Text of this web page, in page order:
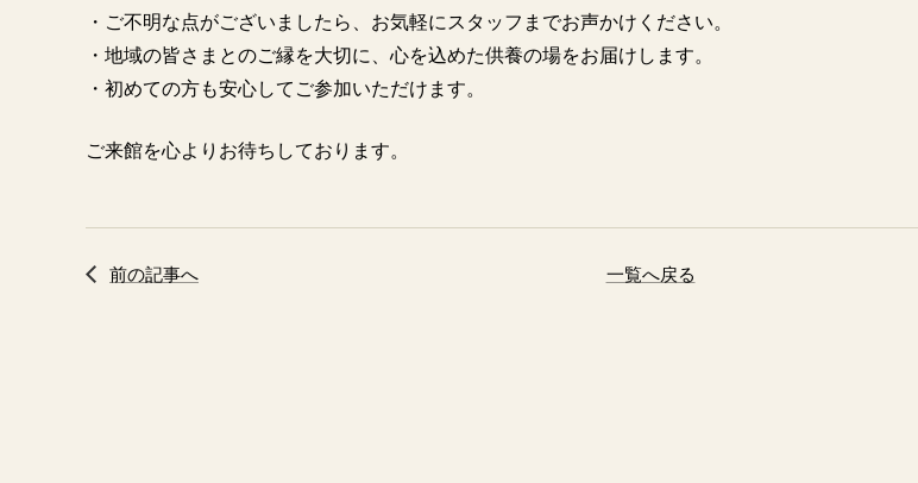
・ご不明な点がございましたら、お気軽にスタッフまでお声かけください。
・地域の皆さまとのご縁を大切に、心を込めた供養の場をお届けします。
・初めての方も安心してご参加いただけます。
ご来館を心よりお待ちしております。
前の記事へ 一覧へ戻る